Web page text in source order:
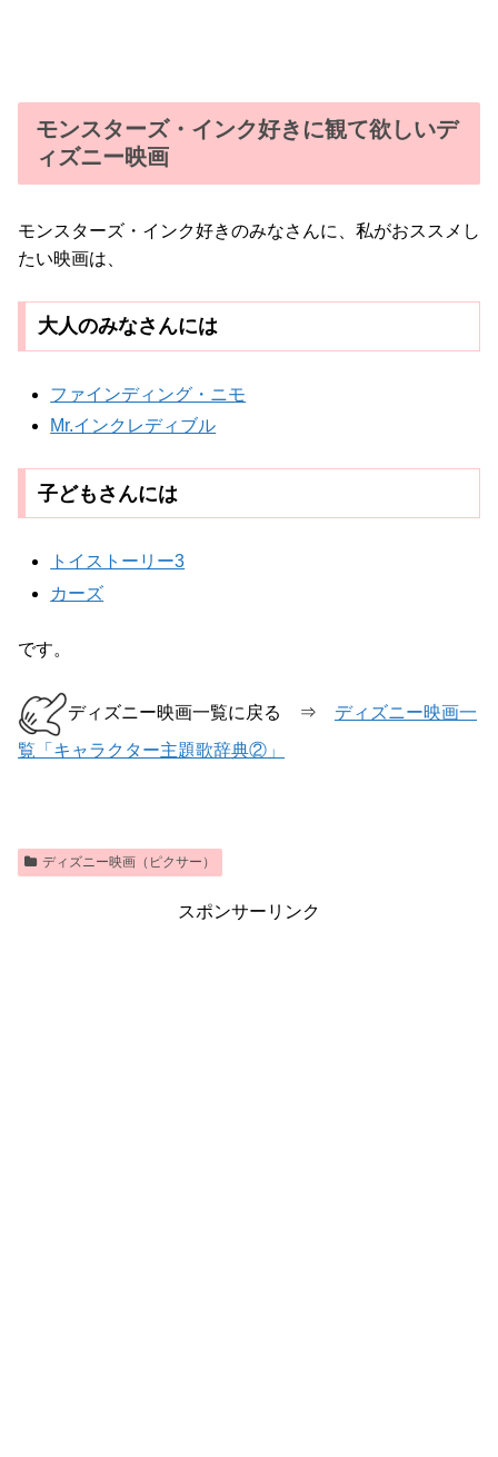
モンスターズ・インク好きに観て欲しいデ
ィズニー映画
モンスターズ・インク好きのみなさんに、私がおススメし
たい映画は、
大人のみなさんには
ファインディング・ニモ
Mr.インクレディブル
子どもさんには
トイストーリー3
カーズ
です。
ディズニー映画一覧に戻る ⇒ ディズニー映画一
覧「キャラクター主題歌辞典②」
ディズニー映画（ピクサー）
スポンサーリンク